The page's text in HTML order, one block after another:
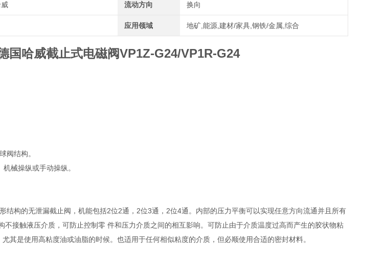
流动方向 换向
应用领域 地矿,能源,建材/家具,钢铁/金属,综合
国哈威截止式电磁阀VP1Z-G24/VP1R-G24
阀结构。
械操纵或手动操纵。
结构的无泄漏截止阀，机能包括2位2通，2位3通，2位4通。内部的压力平衡可以实现任意方向流通并且所有
不接触液压介质，可防止控制零 件和压力介质之间的相互影响。可防止由于介质温度过高而产生的胶状物粘
其是使用高粘度油或油脂的时候。也适用于任何相似粘度的介质，但必顺使用合适的密封材料。